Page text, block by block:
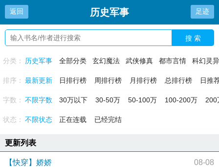
返回 历史军事 足迹
搜 索
分类： 全部分类 玄幻魔法 武侠修真 都市言情
历史军事 科幻灵异
排序： 日排行榜 周排行榜 月排行榜 总排行榜 日推
最新更新
字数： 不限字数 30万以下 30-50万 50-100万 100-200万 200
状态： 不限状态 正在连载 已经完结
更新列表
【快穿】娇娇 08-08